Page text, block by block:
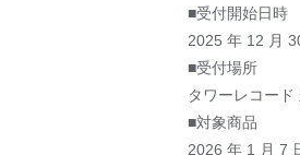
■受付開始日時
2025 年 12 月
■受付場所
タワーレコー
■対象商品
2026 年 1 月 7